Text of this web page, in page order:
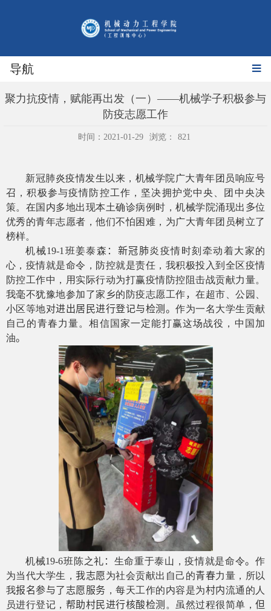
导航
聚力抗疫情，赋能再出发（一）——机械学子积极参与
防疫志愿工作
时间：2021-01-29 浏览： 821
新冠肺炎疫情发生以来，机械学院广大青年团员响应号
召，积极参与疫情防控工作，坚决拥护党中央、团中央决
策。在国内多地出现本土确诊病例时，机械学院涌现出 多位
优秀的青年志愿者，他们不怕困难，为广大青年团员树立了
榜样。
机械19-1班姜泰森 ： 新冠肺炎 疫情时刻牵动着大家的
心，疫情就是命令，防控就是责任，我积极投入到全区疫情
防控工作中，用实际行动为打赢疫情防控阻击战贡献力量。
我毫不犹豫地参加了家乡的防疫志愿工作，在超市、公园、
小区等地对进出居民进行登记与检测 。作为一名大学生贡献
自己的青春力量。相信国家一定能打赢这场战役，中国加
油。
机械19-6班陈之礼 ： 生命重于泰山，疫情就是命令。作
为当代大学生，我志愿为社会贡献出自己的青春力量，所以
我报名参与了志愿服务 ，每天工作的内容是为村内流通的人
员进行登记， 帮助村民进行核酸检测 。虽然过程很简单，但